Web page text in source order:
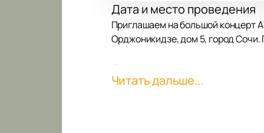
Дата и место проведения
Приглашаем на большой концерт
Орджоникидзе, дом 5, город Сочи.
Аркадий Думикян впервые
Читать дальше...